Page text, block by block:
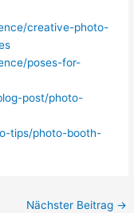
creative-photo-
poses-for-
post/photo-
tips/photo-booth-
Nächster Beitrag →